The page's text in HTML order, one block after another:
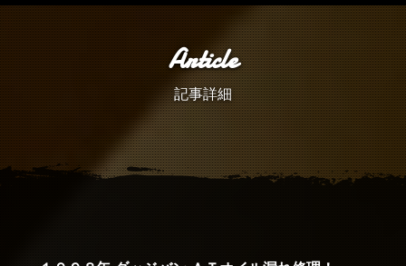
Our Serivce
業務内容 Stock List
在庫車情報
Parts Sales
パーツ情報 Case Study
作業日誌
Blog
つぶやき Factory
会社概要
Article
記事詳細